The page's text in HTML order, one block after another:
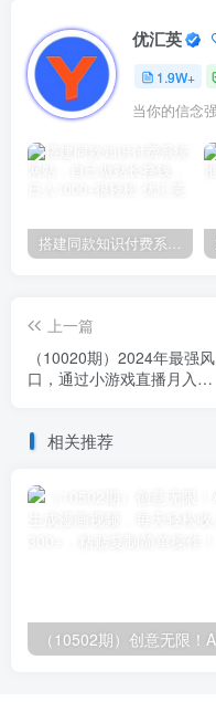
优汇英
1.9W+
搭建同款知识付费系统网站，自己做站长挣钱，日入1000+很轻松
上一篇
（10020期）2024年最强风
口，通过小游戏直播月入
相关推荐